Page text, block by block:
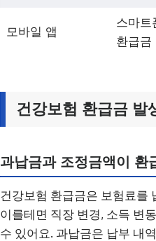
모바일 앱
스마트
환급금
건강보험 환급금 발
과납금과 조정금액이 환
건강보험 환급금은 보험료를
이를테면 직장 변경, 소득 변
수 있어요. 과납금은 납부 내